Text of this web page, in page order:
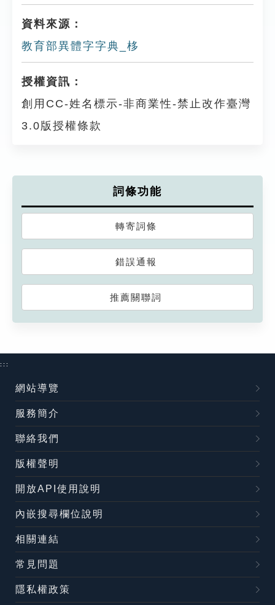
資料來源：
教育部異體字字典_栘
授權資訊：
創用CC-姓名標示-非商業性-禁止改作臺灣
3.0版授權條款
詞條功能
轉寄詞條
錯誤通報
推薦關聯詞
:::
網站導覽
服務簡介
聯絡我們
版權聲明
開放API使用說明
內嵌搜尋欄位說明
相關連結
常見問題
隱私權政策